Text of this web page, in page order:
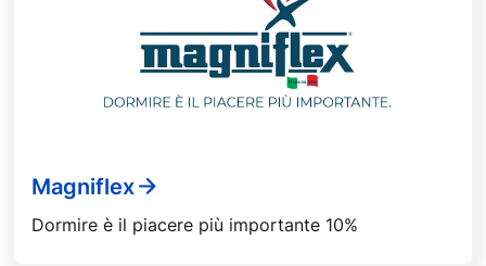
Magniflex
Dormire è il piacere più importante 10%